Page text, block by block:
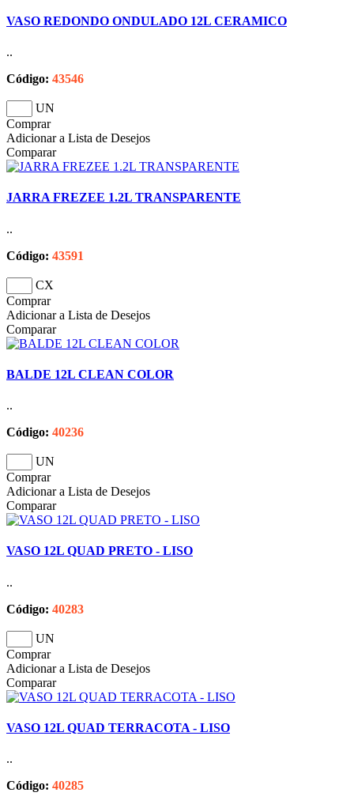
VASO REDONDO ONDULADO 12L CERAMICO
..
Código: 43546
UN
Comprar
Adicionar a Lista de Desejos
Comparar
JARRA FREZEE 1.2L TRANSPARENTE
..
Código: 43591
CX
Comprar
Adicionar a Lista de Desejos
Comparar
BALDE 12L CLEAN COLOR
..
Código: 40236
UN
Comprar
Adicionar a Lista de Desejos
Comparar
VASO 12L QUAD PRETO - LISO
..
Código: 40283
UN
Comprar
Adicionar a Lista de Desejos
Comparar
VASO 12L QUAD TERRACOTA - LISO
..
Código: 40285